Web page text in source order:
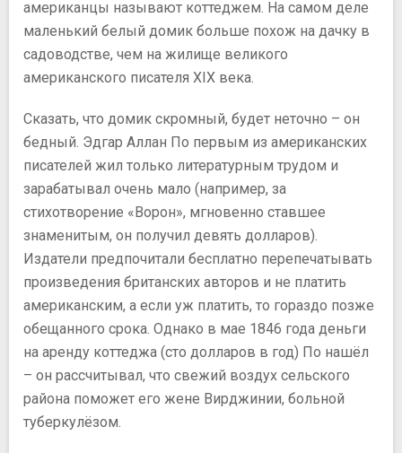
американцы называют коттеджем. На самом деле
маленький белый домик больше похож на дачку в
садоводстве, чем на жилище великого
американского писателя XIX века.
Сказать, что домик скромный, будет неточно – он
бедный. Эдгар Аллан По первым из американских
писателей жил только литературным трудом и
зарабатывал очень мало (например, за
стихотворение «Ворон», мгновенно ставшее
знаменитым, он получил девять долларов).
Издатели предпочитали бесплатно перепечатывать
произведения британских авторов и не платить
американским, а если уж платить, то гораздо позже
обещанного срока. Однако в мае 1846 года деньги
на аренду коттеджа (сто долларов в год) По нашёл
– он рассчитывал, что свежий воздух сельского
района поможет его жене Вирджинии, больной
туберкулёзом.